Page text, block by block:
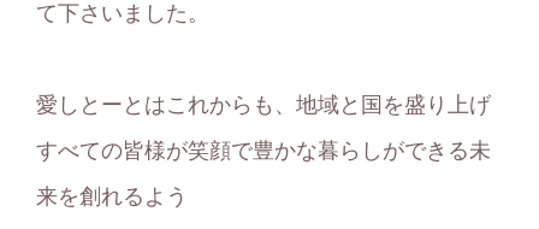
て下さいました。
愛しとーとはこれからも、地域と国を盛り上げ
すべての皆様が笑顔で豊かな暮らしができる未
来を創れるよう